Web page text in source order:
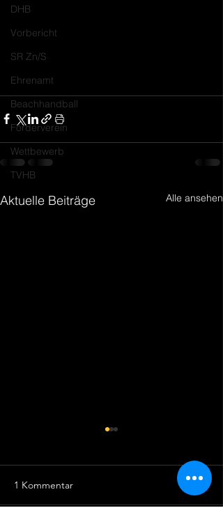
DHB
Vorbericht
SR Zn/S
Ehrenamt
Beachhandball
Förderverein
Wettbewerb
TVHB
Aktuelle Beiträge Alle ansehen
1 Kommentar